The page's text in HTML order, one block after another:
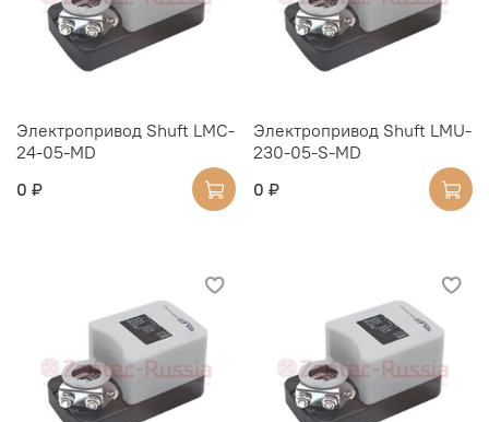
Электропривод Shuft LMC-
24-05-MD
0 ₽
Электропривод Shuft LMU-
230-05-S-MD
0 ₽